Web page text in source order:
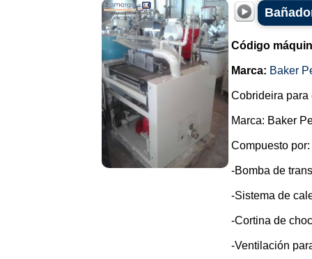
Código
Marca: Baker
Cobrideira para
Marca: Baker
Compuesto por:
-Bomba de
-Sistema de
-Cortina de
-Ventilación